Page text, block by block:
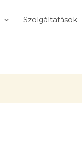
Szolgáltatások